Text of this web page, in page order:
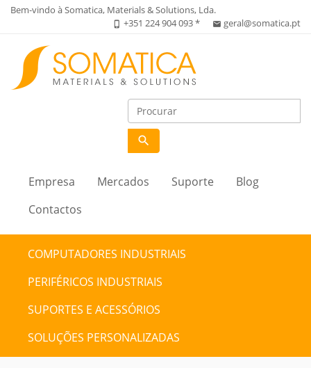
Bem-vindo à Somatica, Materials & Solutions, Lda.
phone_iphone +351 224 904 093 * email geral@somatica.pt
search
Empresa Mercados Suporte
Blog
Contactos
COMPUTADORES INDUSTRIAIS
PERIFÉRICOS INDUSTRIAIS
SUPORTES E ACESSÓRIOS
SOLUÇÕES PERSONALIZADAS